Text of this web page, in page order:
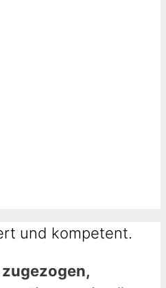
und kompetent.